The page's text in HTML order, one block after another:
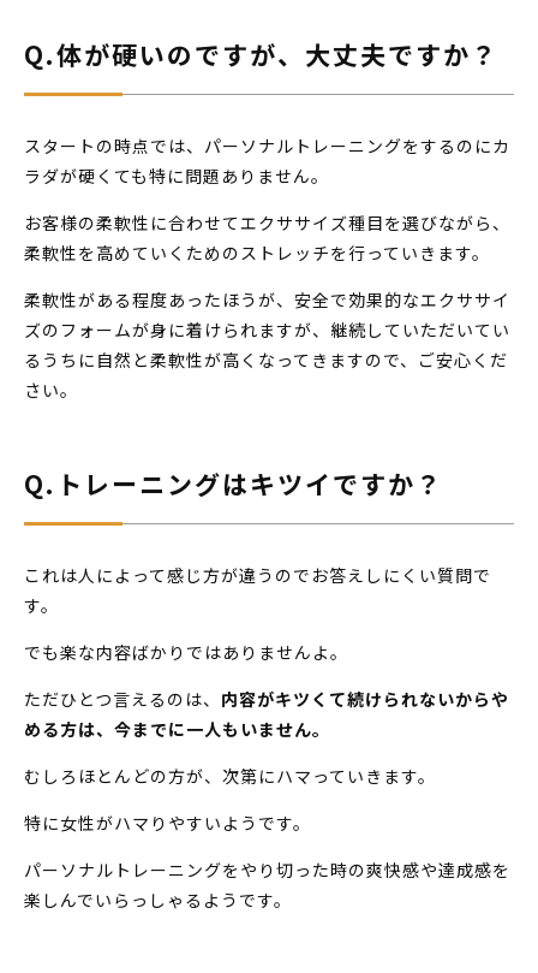
Q.体が硬いのですが、大丈夫ですか？
スタートの時点では、パーソナルトレーニングをするのにカ
ラダが硬くても特に問題ありません。
お客様の柔軟性に合わせてエクササイズ種目を選びながら、
柔軟性を高めていくためのストレッチを行っていきます。
柔軟性がある程度あったほうが、安全で効果的なエクササイ
ズのフォームが身に着けられますが、継続していただいてい
るうちに自然と柔軟性が高くなってきますので、ご安心くだ
さい。
Q.トレーニングはキツイですか？
これは人によって感じ方が違うのでお答えしにくい質問で
す。
でも楽な内容ばかりではありませんよ。
ただひとつ言えるのは、 内容がキツくて続けられないからや
める方は、今までに一人もいません。
むしろほとんどの方が、次第にハマっていきます。
特に女性がハマりやすいようです。
パーソナルトレーニングをやり切った時の爽快感や達成感を
楽しんでいらっしゃるようです。